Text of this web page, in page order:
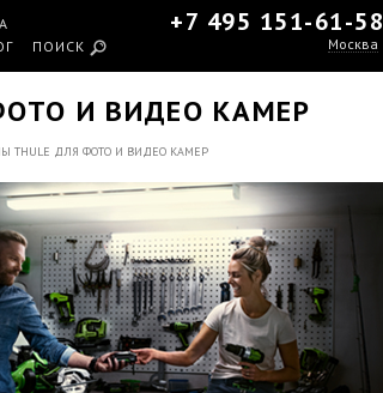
ПОИСК
+7 495 151-61-58
Москва
И ВИДЕО КАМЕР
THULE ДЛЯ ФОТО И ВИДЕО КАМЕР